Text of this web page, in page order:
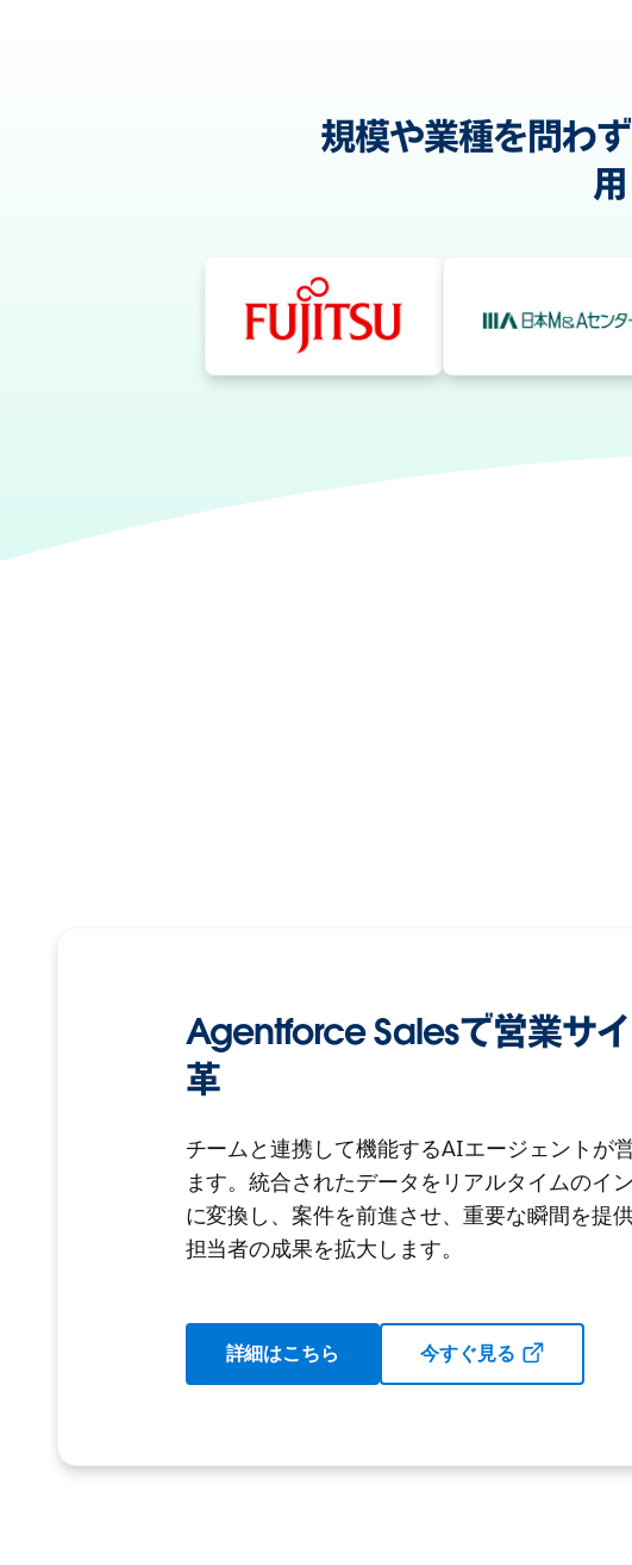
規模や業種を問わ
Agentforce Salesで営業サ
革
チームと連携して機能するAIエージェントが
ます。統合されたデータをリアルタイムのイ
に変換し、案件を前進させ、重要な瞬間を提
担当者の成果を拡大します。
詳細はこちら 今すぐ見る